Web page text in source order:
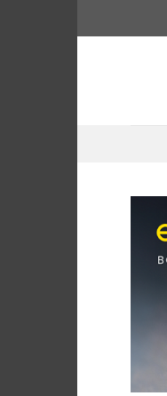
to